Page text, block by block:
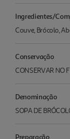
Ingredientes/
Couve, Brócolo,
Conservação
CONSERVAR NO
Denominação
SOPA DE
Preparação